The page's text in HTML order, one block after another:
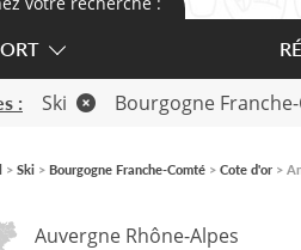
Auvergne Rhône-Alpes
: Ski Bourgogne
Ski Bourgogne Franche-Comté Cote d'or